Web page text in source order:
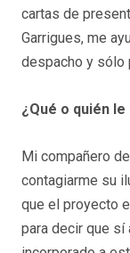
cartas de
Garrigues, me
despacho y sólo
¿Qué o quién
Mi compañero
contagiarme su
que el proyecto
para decir que sí